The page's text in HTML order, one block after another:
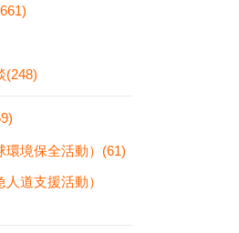
(248)
環境保全活動）(61)
道支援活動）